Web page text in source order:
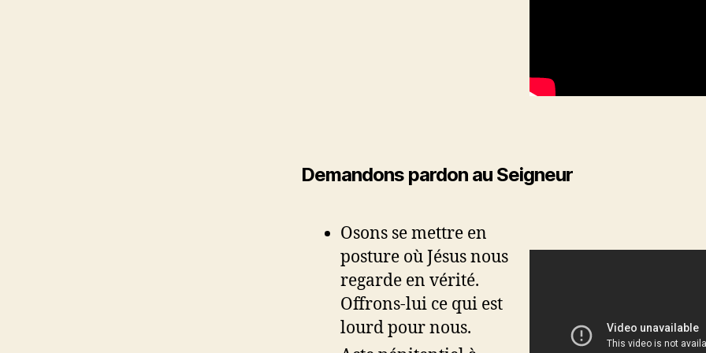
Demandons pardon au Seigneur
Osons se mettre en
posture où Jésus nous
regarde en vérité.
Offrons-lui ce qui est
lourd pour nous.